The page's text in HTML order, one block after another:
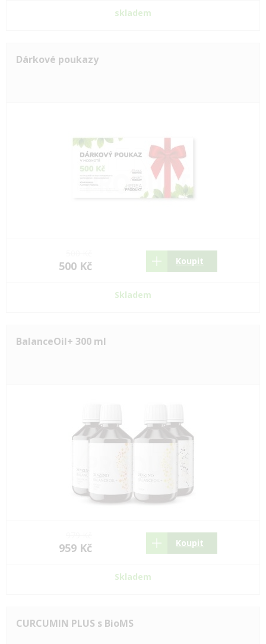
skladem
Dárkové poukazy
500 Kč Koupit
Skladem
BalanceOil+ 300 ml
959 Kč Koupit
Skladem
CURCUMIN PLUS s BioMS